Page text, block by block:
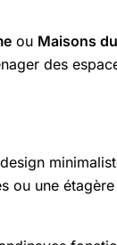
ou Maisons
des
une